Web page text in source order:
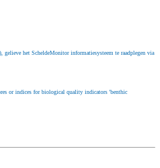
het ScheldeMonitor informatiesysteem te raadplegen via
or indices for biological quality indicators 'benthic